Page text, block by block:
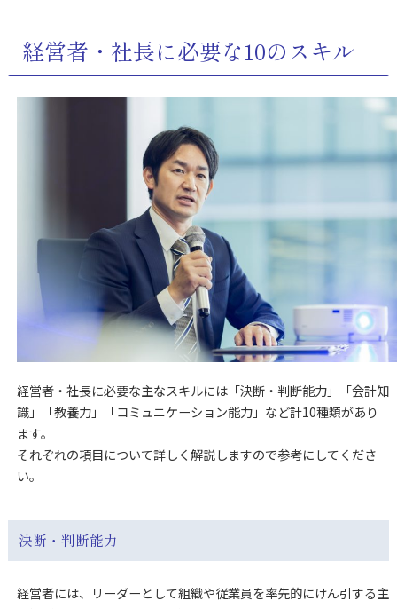
経営者・社長に必要な10のスキル
経営者・社長に必要な主なスキルには「決断・判断能力」「会計知
識」「教養力」「コミュニケーション能力」など計10種類があり
ます。
それぞれの項目について詳しく解説しますので参考にしてくださ
い。
決断・判断能力
経営者には、リーダーとして組織や従業員を率先的にけん引する主